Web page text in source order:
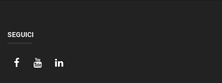
SEGUICI